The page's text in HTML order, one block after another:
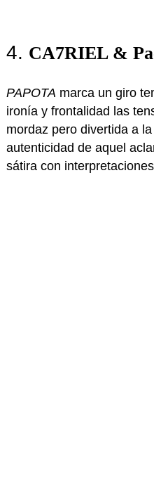
4. CA7RIEL &
PAPOTA marca un giro
ironía y frontalidad las
mordaz pero divertida a
autenticidad de aquel
sátira con